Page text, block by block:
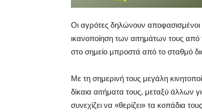
Οι αγρότες δηλώνουν αποφασισμένοι
ικανοποίηση των αιτημάτων τους
στο σημείο μπροστά από το σταθμό
Με τη σημερινή τους μεγάλη
δίκαια αιτήματα τους, μεταξύ άλλων
συνεχίζει να «θερίζει» τα κοπάδια